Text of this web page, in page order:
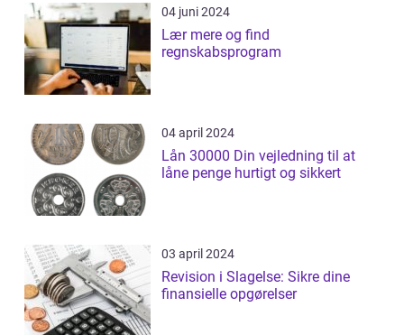
04 juni 2024
Lær mere og find
regnskabsprogram
04 april 2024
Lån 30000 Din vejledning til at
låne penge hurtigt og sikkert
03 april 2024
Revision i Slagelse: Sikre dine
finansielle opgørelser